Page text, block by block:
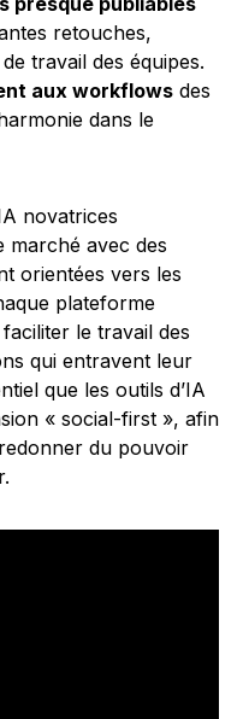
retouches,
travail des équipes.
aux workflows des
dans le
novatrices
marché avec des
orientées vers les
plateforme
le travail des
qui entravent leur
que les outils d’IA
« social-first », afin
du pouvoir